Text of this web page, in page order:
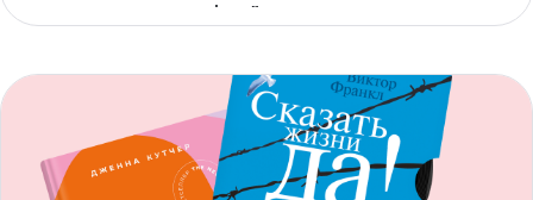
с доступом офлайн